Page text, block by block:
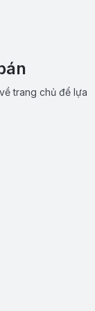
trang chủ để lựa